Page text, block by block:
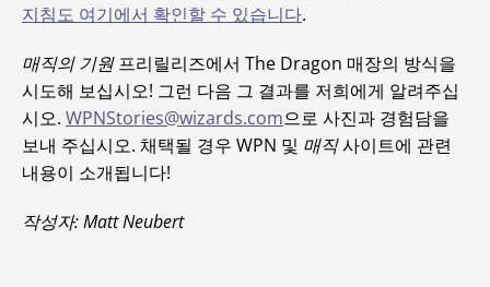
지침도 여기에서 확인할 수 있습니다.
매직의 기원프리릴리즈에서 The Dragon 매장의 방식을
시도해 보십시오! 그런 다음 그 결과를 저희에게 알려주십
시오. WPNStories@wizards.com으로 사진과 경험담을
보내 주십시오. 채택될 경우 WPN 및 매직사이트에 관련
내용이 소개됩니다!
작성자: Matt Neubert